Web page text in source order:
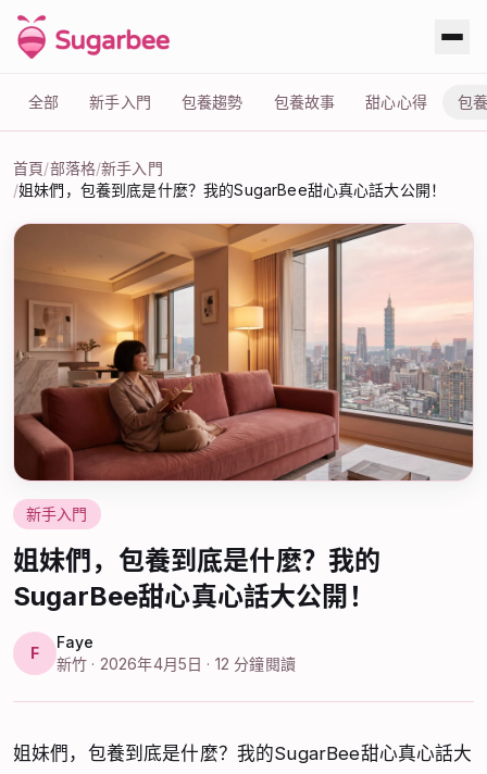
全部 新手入門 包養趨勢 包養故事 甜心心得 包
首頁/部落格/新手入門
/姐妹們，包養到底是什麼？我的SugarBee甜心真心話大公開！
新手入門
姐妹們，包養到底是什麼？我的
SugarBee甜心真心話大公開！
F
Faye
新竹 · 2026年4月5日 · 12 分鐘閱讀
姐妹們，包養到底是什麼？我的SugarBee甜心真心話大